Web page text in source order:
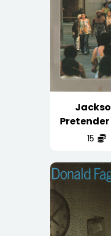
Pretender
15